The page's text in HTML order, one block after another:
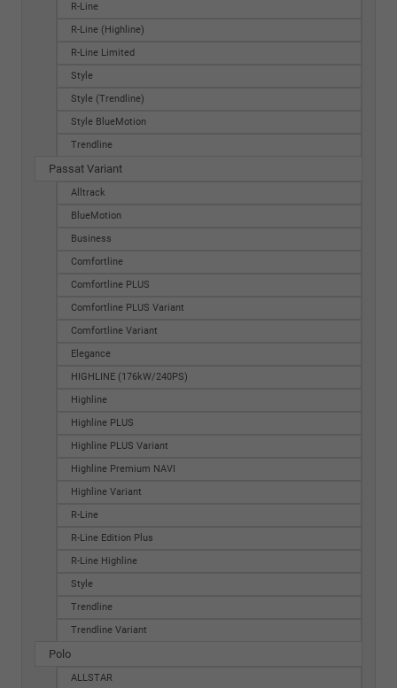
R-Line
R-Line (Highline)
R-Line Limited
Style
Style (Trendline)
Style BlueMotion
Trendline
Passat Variant
Alltrack
BlueMotion
Business
Comfortline
Comfortline PLUS
Comfortline PLUS Variant
Comfortline Variant
Elegance
HIGHLINE (176kW/240PS)
Highline
Highline PLUS
Highline PLUS Variant
Highline Premium NAVI
Highline Variant
R-Line
R-Line Edition Plus
R-Line Highline
Style
Trendline
Trendline Variant
Polo
ALLSTAR